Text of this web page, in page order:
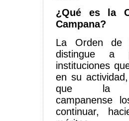
¿Qué es la
Campana?
La Orden de
distingue a
instituciones
en su
que la
campanense
continuar,